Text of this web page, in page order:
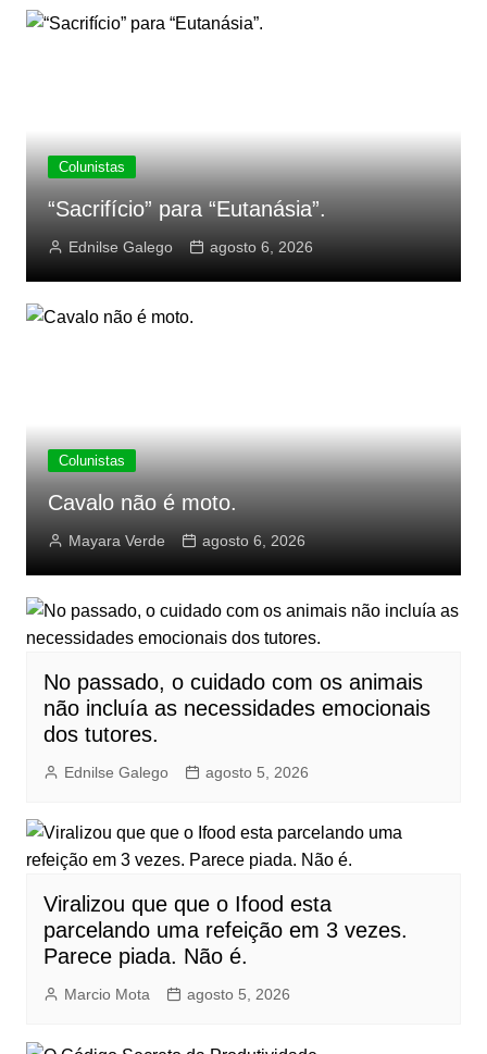
Colunistas
“Sacrifício” para “Eutanásia”.
Ednilse Galego agosto 6, 2026
Colunistas
Cavalo não é moto.
Mayara Verde agosto 6, 2026
No passado, o cuidado com os animais
não incluía as necessidades emocionais
dos tutores.
Ednilse Galego agosto 5, 2026
Viralizou que que o Ifood esta
parcelando uma refeição em 3 vezes.
Parece piada. Não é.
Marcio Mota agosto 5, 2026